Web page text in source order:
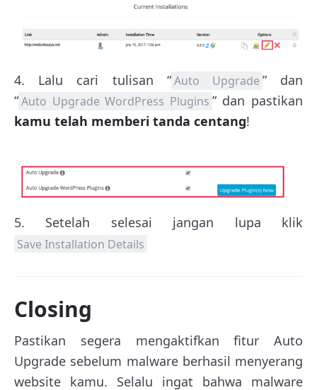
4. Lalu cari tulisan “Auto Upgrade ” dan
“Auto Upgrade WordPress Plugins ” dan pastikan
kamu telah memberi tanda centang!
5. Setelah selesai jangan lupa klik
Save Installation Details
Closing
Pastikan segera mengaktifkan fitur Auto
Upgrade sebelum malware berhasil menyerang
website kamu. Selalu ingat bahwa malware